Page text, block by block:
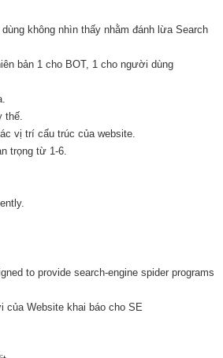
không nhìn thấy nhằm đánh lừa Search
bản 1 cho BOT, 1 cho người dùng
thế.
vị trí cấu trúc của website.
trọng từ 1-6.
to provide search-engine spider programs
của Website khai báo cho SE